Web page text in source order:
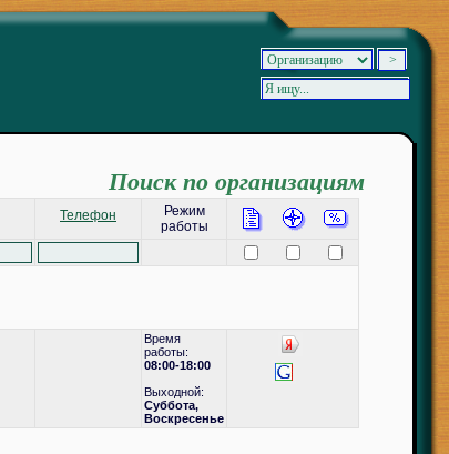
Поиск по организациям
Телефон
Режим
работы
Время
работы:
08:00-18:00
Выходной:
Суббота,
Воскресенье